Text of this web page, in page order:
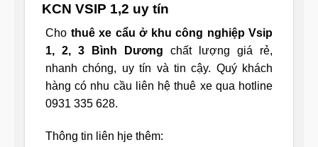
KCN VSIP 1,2 uy tín
Cho thuê xe cẩu ở khu công nghiệp Vsip
1, 2, 3 Bình Dương chất lượng giá rẻ,
nhanh chóng, uy tín và tin cậy. Quý khách
hàng có nhu cầu liên hệ thuê xe qua hotline
0931 335 628.
Thông tin liên hje thêm: